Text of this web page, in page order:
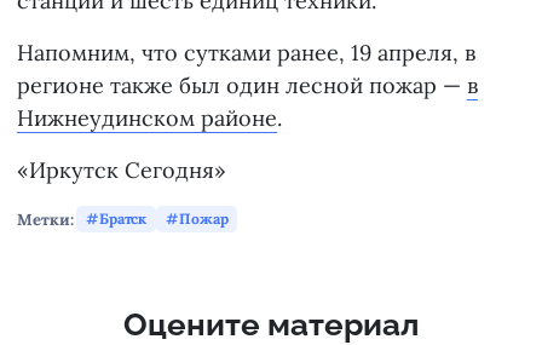
Напомним, что сутками ранее, 19 апреля, в
регионе также был один лесной пожар — в
Нижнеудинском районе.
«Иркутск Сегодня»
Метки: Братск Пожар
Оцените материал